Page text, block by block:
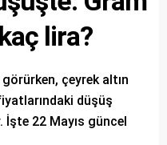
lira?
çeyrek altın
düşüş
İşte 22 Mayıs güncel